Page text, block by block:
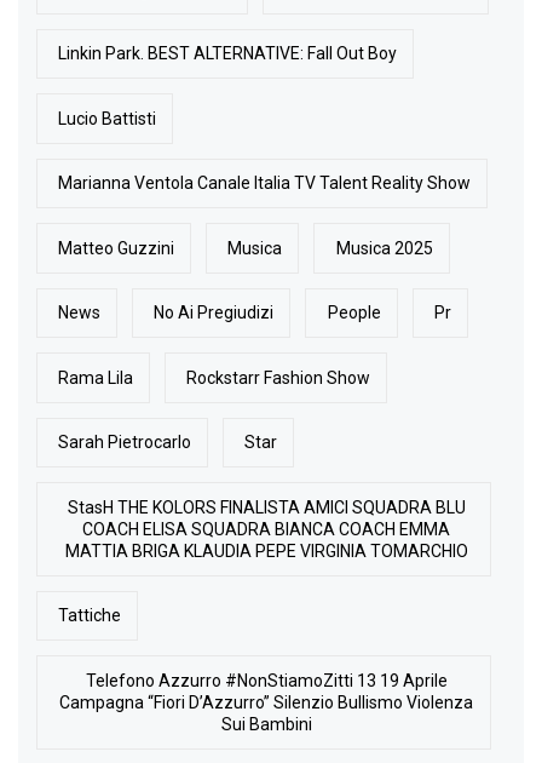
Linkin Park. BEST ALTERNATIVE: Fall Out Boy
Lucio Battisti
Marianna Ventola Canale Italia TV Talent Reality Show
Matteo Guzzini Musica Musica 2025
News No Ai Pregiudizi People Pr
Rama Lila Rockstarr Fashion Show
Sarah Pietrocarlo Star
StasH THE KOLORS FINALISTA AMICI SQUADRA BLU
COACH ELISA SQUADRA BIANCA COACH EMMA
MATTIA BRIGA KLAUDIA PEPE VIRGINIA TOMARCHIO
Tattiche
Telefono Azzurro #NonStiamoZitti 13 19 Aprile
Campagna “Fiori D’Azzurro” Silenzio Bullismo Violenza
Sui Bambini